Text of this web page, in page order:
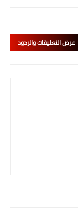
عرض التعليقات والردود